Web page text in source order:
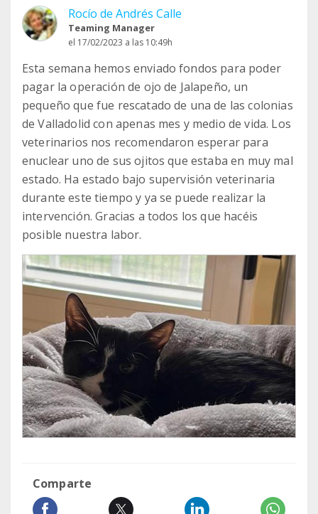
Rocío de Andrés Calle
Teaming Manager
el 17/02/2023 a las 10:49h
Esta semana hemos enviado fondos para poder
pagar la operación de ojo de Jalapeño, un
pequeño que fue rescatado de una de las colonias
de Valladolid con apenas mes y medio de vida. Los
veterinarios nos recomendaron esperar para
enuclear uno de sus ojitos que estaba en muy mal
estado. Ha estado bajo supervisión veterinaria
durante este tiempo y ya se puede realizar la
intervención. Gracias a todos los que hacéis
posible nuestra labor.
Comparte